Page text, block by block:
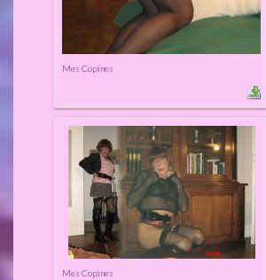
Mes Copines
Mes Copines